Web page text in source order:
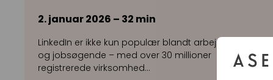
2. januar 2026 – 32 min
LinkedIn er ikke kun populær blandt arbejdsgivere
og jobsøgende – med over 30 millioner
registrerede virksomhed…